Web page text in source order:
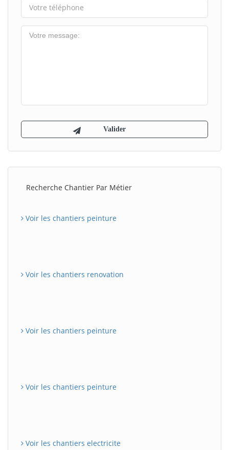
Recherche Chantier Par Métier
Voir les chantiers peinture
Voir les chantiers renovation
Voir les chantiers peinture
Voir les chantiers peinture
Voir les chantiers electricite